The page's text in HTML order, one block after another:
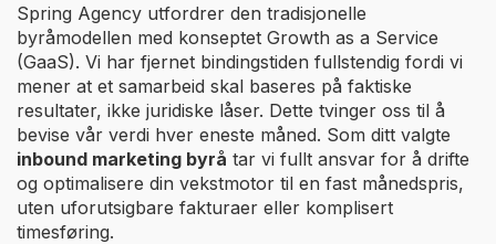
Spring Agency utfordrer den tradisjonelle
byråmodellen med konseptet Growth as a Service
(GaaS). Vi har fjernet bindingstiden fullstendig fordi vi
mener at et samarbeid skal baseres på faktiske
resultater, ikke juridiske låser. Dette tvinger oss til å
bevise vår verdi hver eneste måned. Som ditt valgte
inbound marketing byrå tar vi fullt ansvar for å drifte
og optimalisere din vekstmotor til en fast månedspris,
uten uforutsigbare fakturaer eller komplisert
timesføring.